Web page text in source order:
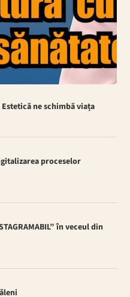
ne schimbă viața
proceselor
în veceul din